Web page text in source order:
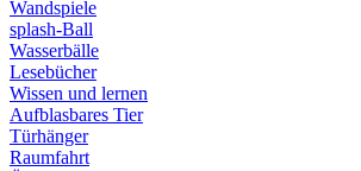
Wandspiele
splash-Ball
Wasserbälle
Lesebücher
Wissen und lernen
Aufblasbares Tier
Türhänger
Raumfahrt